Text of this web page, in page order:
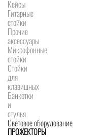
Кейсы
Гитарные
стойки
Прочие
аксессуары
Микрофонные
стойки
Стойки
для
клавишных
Банкетки
и
стулья
Световое оборудование
ПРОЖЕКТОРЫ